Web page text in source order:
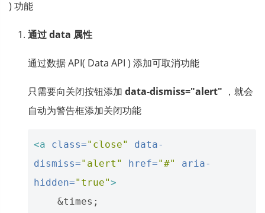
) 功能
通过 data 属性
通过数据 API( Data API ) 添加可取消功能
只需要向关闭按钮添加 data-dismiss="alert" ，就会
自动为警告框添加关闭功能
<a class="close"
data-
dismiss="alert" href="#"
aria-
hidden="true">
&times;